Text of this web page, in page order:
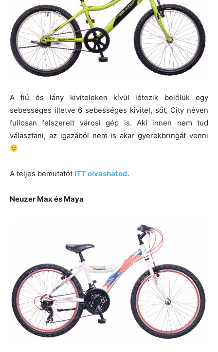
A fiú és lány kiviteleken kívül létezik belőlük egy
sebességes illetve 6 sebességes kivitel, sőt, City néven
fullosan felszerelt városi gép is. Aki innen nem tud
választani, az igazából nem is akar gyerekbringát venni
A teljes bemutatót ITT olvashatod.
Neuzer Max és Maya